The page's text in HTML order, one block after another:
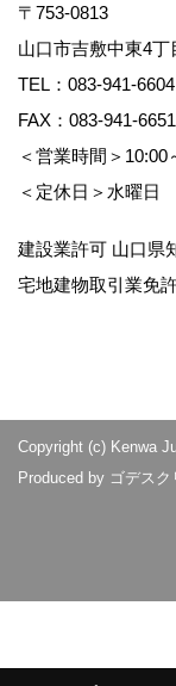
〒753-0813
山口市吉敷中東4
TEL： 083-941-6604
FAX：083-941-6651
＜営業時間＞
＜定休日＞水曜日
建設業許可 山口県
宅地建物取引業免
Copyright (c) Kenwa
Produced by ゴデスク